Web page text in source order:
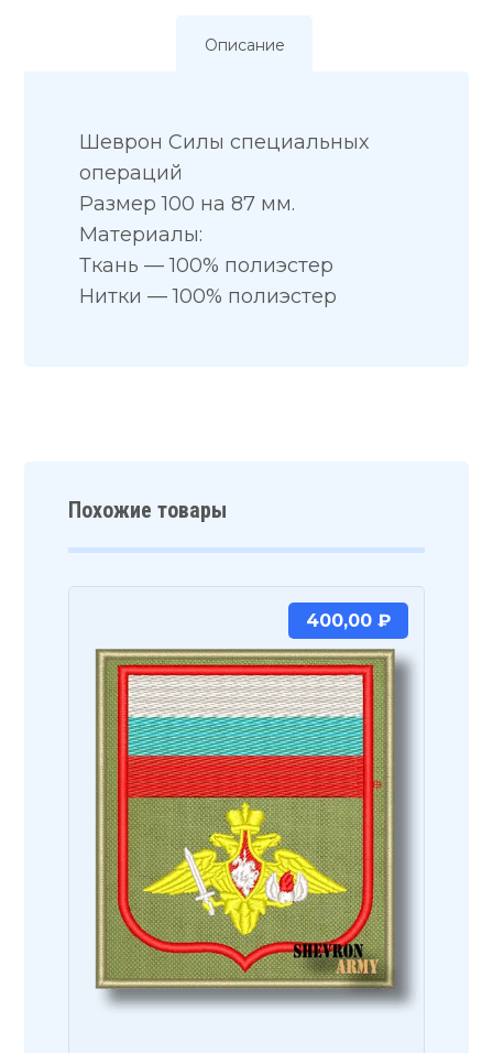
Описание
Шеврон Силы специальных
операций
Размер 100 на 87 мм.
Материалы:
Ткань — 100% полиэстер
Нитки — 100% полиэстер
Похожие товары
400,00 ₽